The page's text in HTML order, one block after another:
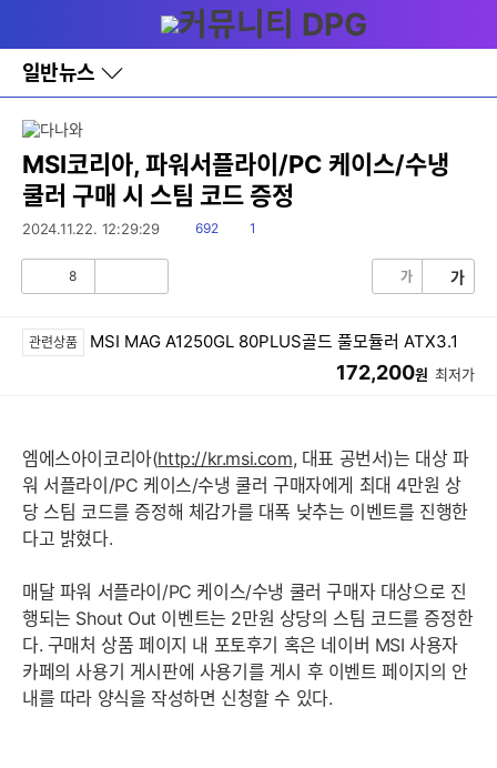
와
홈
일반뉴스
바
로
레
이
어
창
토
MSI코리아, 파워서플라이/PC 케이스/수냉
쿨러 구매 시 스팀 코드 증정
2024.11.22. 12:29:29
읽
692
댓1
8 가 가
관련상품 MSI MAG A1250GL 80PLUS골드 풀모듈러 ATX3.1
172,200원 최저가
엠에스아이코리아(http://kr.msi.com, 대표 공번서)는 대상 파
워 서플라이/PC 케이스/수냉 쿨러 구매자에게 최대 4만원 상
당 스팀 코드를 증정해 체감가를 대폭 낮추는 이벤트를 진행한
다고 밝혔다.
매달 파워 서플라이/PC 케이스/수냉 쿨러 구매자 대상으로 진
행되는 Shout Out 이벤트는 2만원 상당의 스팀 코드를 증정한
다. 구매처 상품 페이지 내 포토후기 혹은 네이버 MSI 사용자
카페의 사용기 게시판에 사용기를 게시 후 이벤트 페이지의 안
내를 따라 양식을 작성하면 신청할 수 있다.